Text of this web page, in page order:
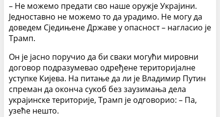
– Не можемо предати сво наше оружје Украјини.
Једноставно не можемо то да урадимо. Не могу да
доведем Сједињене Државе у опасност – нагласио је
Трамп.
Он је јасно поручио да би сваки могући мировни
договор подразумевао одређене територијалне
уступке Кијева. На питање да ли је Владимир Путин
спреман да оконча сукоб без заузимања дела
украјинске територије, Трамп је одговорио: – Па,
узеће нешто.